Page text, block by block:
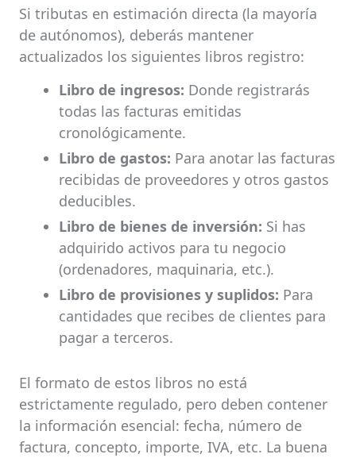
Si tributas en estimación directa (la mayoría
de autónomos), deberás mantener
actualizados los siguientes libros registro:
Libro de ingresos: Donde registrarás
todas las facturas emitidas
cronológicamente.
Libro de gastos: Para anotar las facturas
recibidas de proveedores y otros gastos
deducibles.
Libro de bienes de inversión: Si has
adquirido activos para tu negocio
(ordenadores, maquinaria, etc.).
Libro de provisiones y suplidos: Para
cantidades que recibes de clientes para
pagar a terceros.
El formato de estos libros no está
estrictamente regulado, pero deben contener
la información esencial: fecha, número de
factura, concepto, importe, IVA, etc. La buena